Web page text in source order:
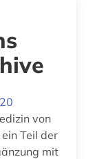
von
Teil der
mit